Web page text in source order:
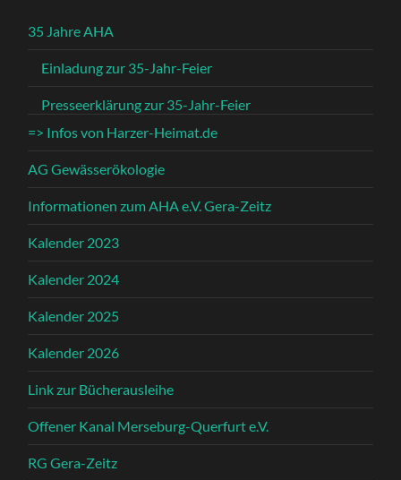
35 Jahre AHA
Einladung zur 35-Jahr-Feier
Presseerklärung zur 35-Jahr-Feier
=> Infos von Harzer-Heimat.de
AG Gewässerökologie
Informationen zum AHA e.V. Gera-Zeitz
Kalender 2023
Kalender 2024
Kalender 2025
Kalender 2026
Link zur Bücherausleihe
Offener Kanal Merseburg-Querfurt e.V.
RG Gera-Zeitz